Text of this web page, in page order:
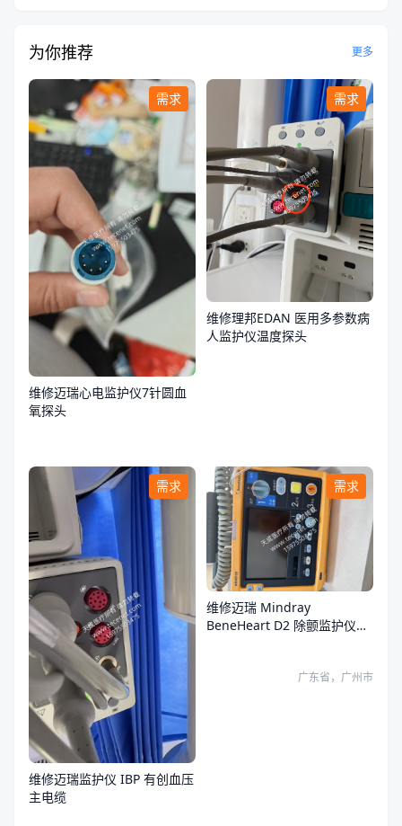
为你推荐 更多
需求
维修迈瑞心电监护仪7针圆血
氧探头
需求
维修理邦EDAN 医用多参数病
人监护仪温度探头
需求
维修迈瑞监护仪 IBP 有创血压
主电缆
需求
维修迈瑞 Mindray
BeneHeart D2 除颤监护仪故
广东省，广州市